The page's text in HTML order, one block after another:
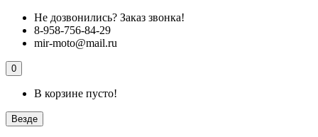
Не дозвонились? Заказ звонка!
8-958-756-84-29
mir-moto@mail.ru
0
В корзине пусто!
Везде